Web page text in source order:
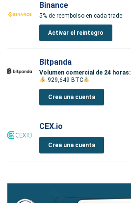
Binance
5% de reembolso en cada trade
Activar el reintegro
Bitpanda
Volumen comercial de 24 horas:
929,649 BTC
Crea una cuenta
CEX.io
Crea una cuenta